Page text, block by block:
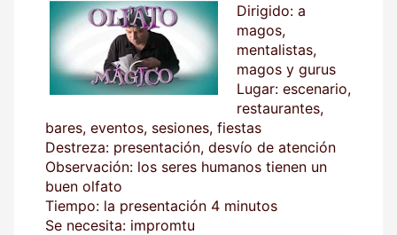
Dirigido: a
magos,
mentalistas,
magos y gurus
Lugar: escenario,
restaurantes,
bares, eventos, sesiones, fiestas
Destreza: presentación, desvío de atención
Observación: los seres humanos tienen un
buen olfato
Tiempo: la presentación 4 minutos
Se necesita: impromtu